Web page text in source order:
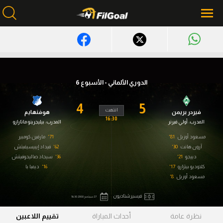
أخبار
مباريات
ميركاتو
فانتازي في الجول
مسابقة التوقعات
عدسات
الدوري الألماني - الأسبوع 6
فيردر بريمن
المدرب: أولي فيرنر
مسعود أوزيل
81'
آرون هانت 30'
دييجو 21'
كلاوديو بيتزارو 17'
مسعود أوزيل 8'
5
انتهت
16:30
هوفنهايم
المدرب: بيليجرينو ماتارازو
71'
مارفين كومبير
62'
فيداد إيبيسيفيتش
36'
سيجاد صاليحوفيتش
16'
ديمبا با
4
فيسيرشتاديون 27 سبتمبر 2008 16:30
نظرة عامة أحداث المباراة تقييم اللاعبين